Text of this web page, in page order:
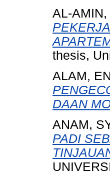
AL-
thesis,
ALAM,
DAAN
ANAM,
PADI